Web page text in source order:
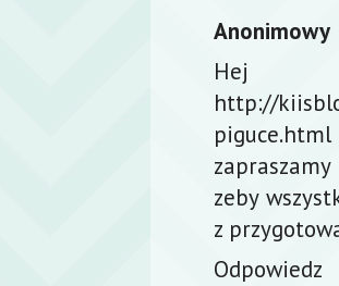
Anonimowy
Hej
http://
zeby
z
Odpowiedz